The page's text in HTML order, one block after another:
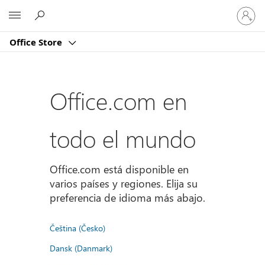
Office Store
Iniciar
sesión
en
cuenta
Office.com en
todo el mundo
Office.com está disponible en
varios países y regiones. Elija su
preferencia de idioma más abajo.
Čeština (Česko)
Dansk (Danmark)